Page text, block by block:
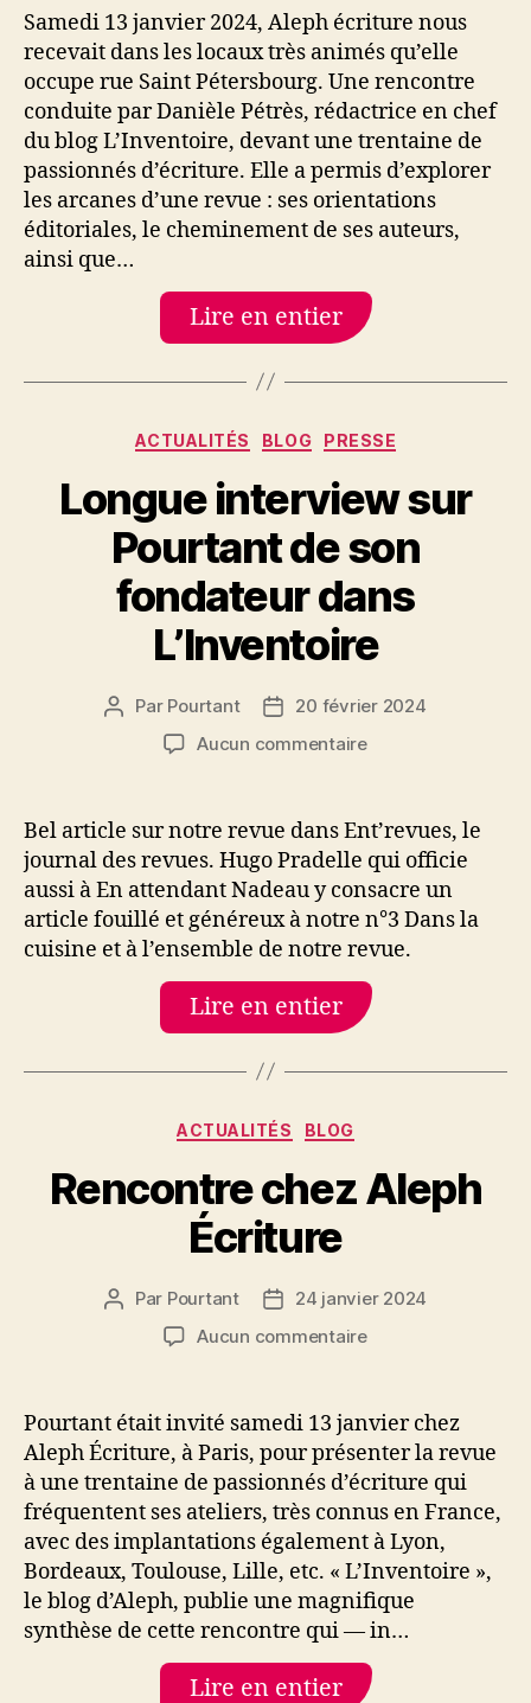
13
janvier
2024
:
regard
approfondi
sur
la
revue
Samedi 13 janvier 2024, Aleph écriture nous
recevait dans les locaux très animés qu’elle
occupe rue Saint Pétersbourg. Une rencontre
conduite par Danièle Pétrès, rédactrice en chef
du blog L’Inventoire, devant une trentaine de
passionnés d’écriture. Elle a permis d’explorer
les arcanes d’une revue : ses orientations
éditoriales, le cheminement de ses auteurs,
ainsi que…
Lire en entier
Catégories
ACTUALITÉS BLOG PRESSE
Longue interview sur
Pourtant de son
fondateur dans
L’Inventoire
Auteur
l’article
Par Pourtant
Date20 février 2024
Aucun commentairesur
sur
Pourtant
de
son
fondateur
dans
L’Inventoire
Bel article sur notre revue dans Ent’revues, le
journal des revues. Hugo Pradelle qui officie
aussi à En attendant Nadeau y consacre un
article fouillé et généreux à notre n°3 Dans la
cuisine et à l’ensemble de notre revue.
Lire en entier
Catégories
ACTUALITÉS BLOG
Rencontre chez Aleph
Écriture
Auteur
l’article
Par Pourtant
Date24 janvier 2024
Aucun commentairesur
Aleph
Écriture
Pourtant était invité samedi 13 janvier chez
Aleph Écriture, à Paris, pour présenter la revue
à une trentaine de passionnés d’écriture qui
fréquentent ses ateliers, très connus en France,
avec des implantations également à Lyon,
Bordeaux, Toulouse, Lille, etc. « L’Inventoire »,
le blog d’Aleph, publie une magnifique
synthèse de cette rencontre qui — in…
Lire en entier